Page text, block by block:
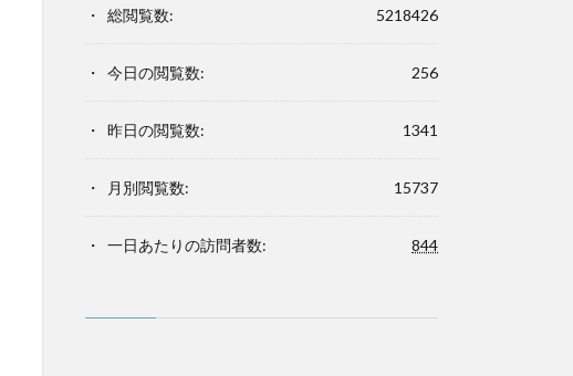
5218426
総閲覧数:
256
今日の閲覧数:
1341
昨日の閲覧数:
15737
月別閲覧数:
844
一日あたりの訪問者数: